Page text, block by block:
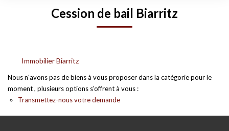
DÉPOSEZ VOTRE RECHERCHE
NOUS REJOINDRE
CONTACT
EN
Type de bienCession de bail Biarritz
Immobilier Biarritz
Nous n'avons pas de biens à vous proposer dans la catégorie pour le
moment , plusieurs options s'offrent à vous :
Transmettez-nous votre demande